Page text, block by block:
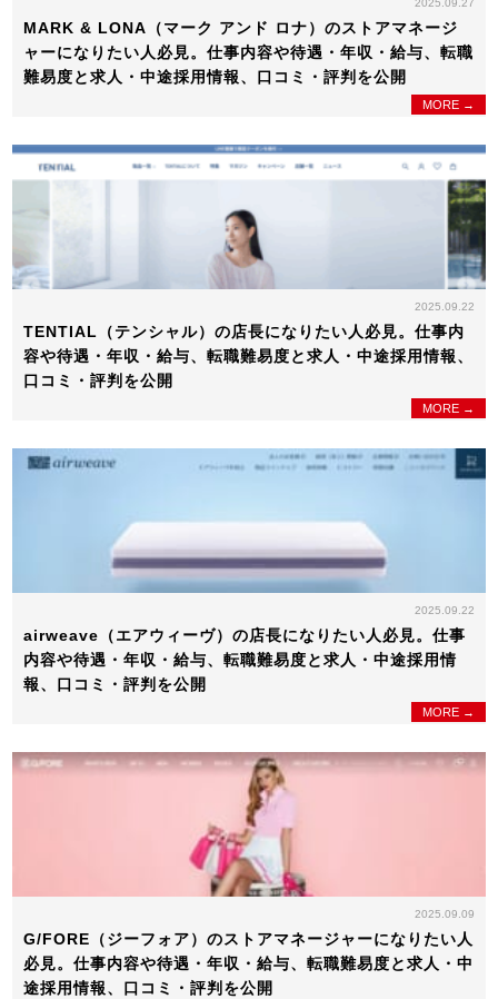
2025.09.27
MARK & LONA（マーク アンド ロナ）のストアマネージ
ャーになりたい人必見。仕事内容や待遇・年収・給与、転職
難易度と求人・中途採用情報、口コミ・評判を公開
MORE →
2025.09.22
TENTIAL（テンシャル）の店長になりたい人必見。仕事内
容や待遇・年収・給与、転職難易度と求人・中途採用情報、
口コミ・評判を公開
MORE →
2025.09.22
airweave（エアウィーヴ）の店長になりたい人必見。仕事
内容や待遇・年収・給与、転職難易度と求人・中途採用情
報、口コミ・評判を公開
MORE →
2025.09.09
G/FORE（ジーフォア）のストアマネージャーになりたい人
必見。仕事内容や待遇・年収・給与、転職難易度と求人・中
途採用情報、口コミ・評判を公開